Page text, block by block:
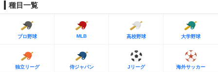
種目一覧
プロ野球 MLB 高校野球 大学野球
独立リーグ 侍ジャパン Jリーグ 海外サッカー